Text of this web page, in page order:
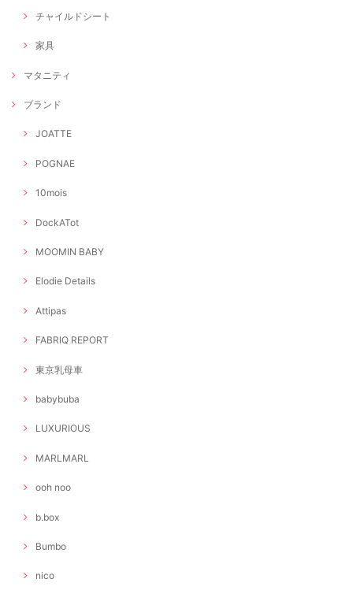
チャイルドシート
家具
マタニティ
ブランド
JOATTE
POGNAE
10mois
DockATot
MOOMIN BABY
Elodie Details
Attipas
FABRIQ REPORT
東京乳母車
babybuba
LUXURIOUS
MARLMARL
ooh noo
b.box
Bumbo
nico